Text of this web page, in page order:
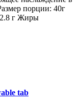
порции: 40г
г Жиры
tab